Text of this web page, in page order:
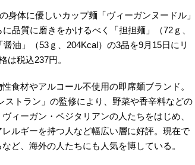
身体に優しいカップ麺「ヴィーガンヌードル」
品質に磨きをかけるべく「担担麺」（72ｇ、
油」（53ｇ、204Kcal）の3品を9月15日にリ
は税込237円。
食材やアルコール不使用の即席麺ブランド。
ストラン」の監修により、野菜や香辛料などの
ィーガン・ベジタリアンの人たちをはじめ、
ルギーを持つ人など幅広い層に好評。現在で
ど、海外の人たちにも人気を博している。